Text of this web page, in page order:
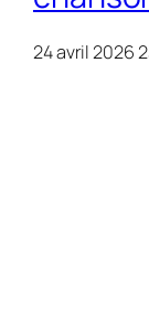
24 avril 2026